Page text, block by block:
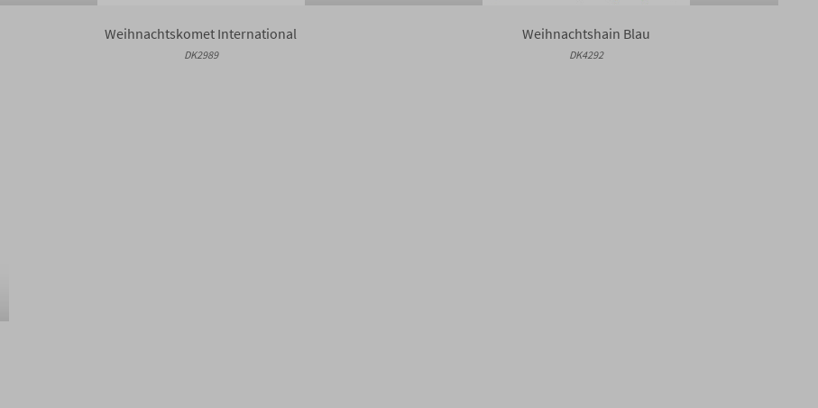
Weihnachtskomet International
DK2989
Weihnachtshain Blau
DK4292